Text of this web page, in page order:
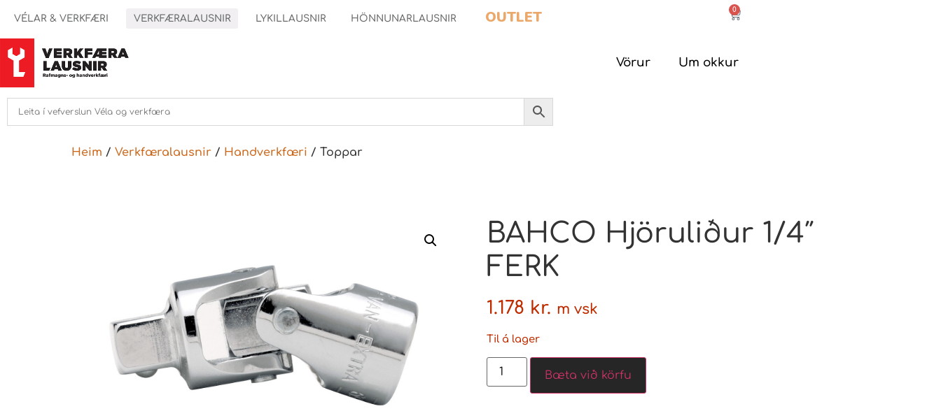
VÉLAR & VERKFÆRI VERKFÆRALAUSNIR LYKILLAUSNIR HÖNNUNARLAUSNIR OUTLET 0
Vörur Um okkur
Heim / Verkfæralausnir / Handverkfæri / Toppar
BAHCO Hjöruliður 1/4″
FERK
1.178 kr. m vsk
Til á lager
Bæta við körfu